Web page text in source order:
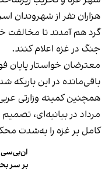
گرد هم آمدند تا مخالفت
جنگ در غزه اعلام کنند.
معترضان خواستارپایان
باقی‌مانده در این باریکه
مرداد در بیانیه‌ای،
کامل بر غزه را به‌شدت
ان‌بی‌سی
بر سر